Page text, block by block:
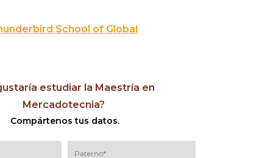
School of Global
estudiar la Maestría en
Mercadotecnia?
Compártenos tus datos.